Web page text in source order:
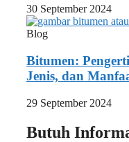
30 September 2024
Blog
Bitumen:
Jenis, dan
29 September 2024
Butuh